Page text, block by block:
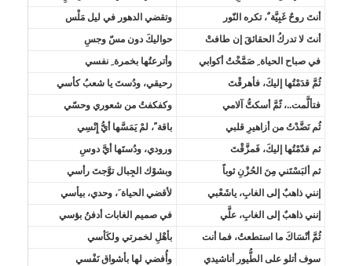
أنتَ روحٌ غَبِيَّة ٌ، تكره النّور
وتقضي الدهور في ليل مَلْس
أنتَ لا تدركُ الحقائقَ إن طافتْ
حواليكَ دون مسّ وجسِ
في صباح الحياة ِ صَمَّخْتُ أكوابي
وأترعتُها بخمرة ِ نفسي
ثُمَّ قدَمْتُها إليكَ، فأهرقْتَ
رحيقي، ودُستَ يا شعبُ كأسي
فتألَّمت..، ثًمَّ أسكتُّ آلامي
وكفكفتُ من شعوري وحسّي
ثُم نَضَّدْتُ من أزاهيرِ قلبي
باقة ً، لمْ يَمَسَّها أيُّ إِنْسِي
ثم قدّمْتُها إليكَ، فَمزَّقْتَ
ورودي، ودُستَها أيَّ دوسِ
ثم ألبَسْتَني مِنَ الحُزْنِ ثوباً
وبشوْك الجِبال توَّجتَ رأسي
إنني ذاهبٌ إلى الغابِ، ياشَعْبي
لأقضي الحياة َ، وحدي، بيأسي
إنني ذاهبٌ إلى الغابِ، علَّي
في صميم الغابات أدفنُ بؤسي
ثُمَّ أنْسَاكَ ما استطعتُ، فما أنت
بأهْلِ لخمرتي ولكَأسي
سوف أتلو على الطُّيور أناشيدي
وأُفضي لها بأشواق نَفْسي